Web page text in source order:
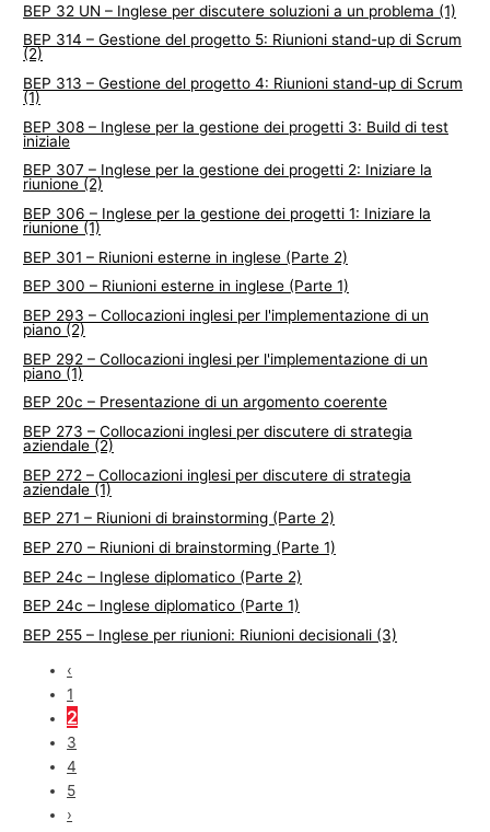
BEP 32 UN – Inglese per discutere soluzioni a un problema (1)
BEP 314 – Gestione del progetto 5: Riunioni stand-up di Scrum
(2)
BEP 313 – Gestione del progetto 4: Riunioni stand-up di Scrum
(1)
BEP 308 – Inglese per la gestione dei progetti 3: Build di test
iniziale
BEP 307 – Inglese per la gestione dei progetti 2: Iniziare la
riunione (2)
BEP 306 – Inglese per la gestione dei progetti 1: Iniziare la
riunione (1)
BEP 301 – Riunioni esterne in inglese (Parte 2)
BEP 300 – Riunioni esterne in inglese (Parte 1)
BEP 293 – Collocazioni inglesi per l'implementazione di un
piano (2)
BEP 292 – Collocazioni inglesi per l'implementazione di un
piano (1)
BEP 20c – Presentazione di un argomento coerente
BEP 273 – Collocazioni inglesi per discutere di strategia
aziendale (2)
BEP 272 – Collocazioni inglesi per discutere di strategia
aziendale (1)
BEP 271 – Riunioni di brainstorming (Parte 2)
BEP 270 – Riunioni di brainstorming (Parte 1)
BEP 24c – Inglese diplomatico (Parte 2)
BEP 24c – Inglese diplomatico (Parte 1)
BEP 255 – Inglese per riunioni: Riunioni decisionali (3)
‹
1
2
3
4
5
›